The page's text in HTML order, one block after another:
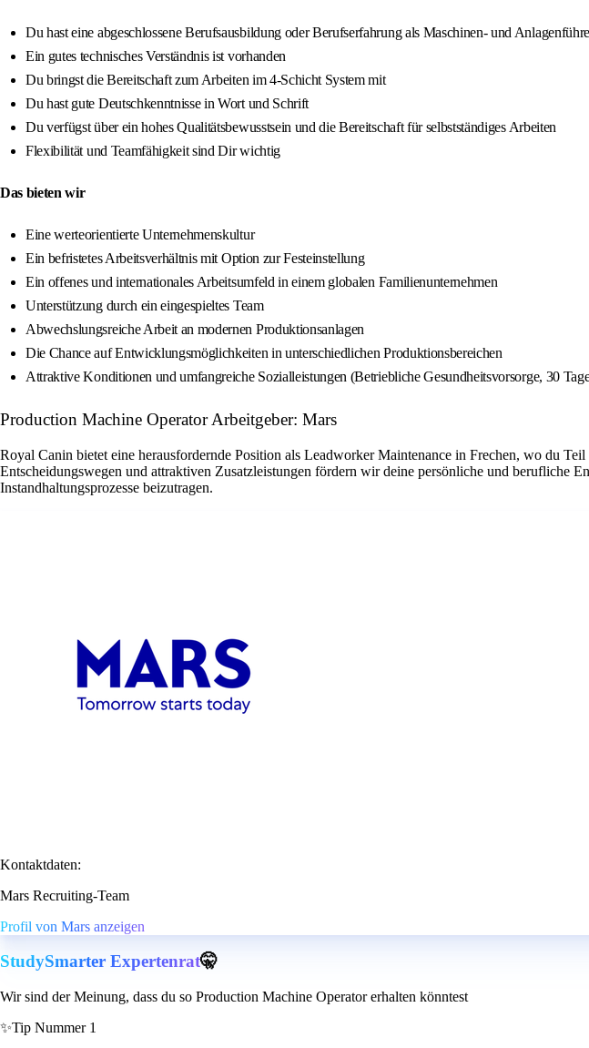
Du hast eine abgeschlossene Berufsausbildung oder Berufserfahrung als Maschinen- und
Ein gutes technisches Verständnis ist vorhanden
Du bringst die Bereitschaft zum Arbeiten im 4-Schicht System mit
Du hast gute Deutschkenntnisse in Wort und Schrift
Du verfügst über ein hohes Qualitätsbewusstsein und die Bereitschaft für selbstständiges Arbeiten
Flexibilität und Teamfähigkeit sind Dir wichtig
Das bieten wir
Eine werteorientierte Unternehmenskultur
Ein befristetes Arbeitsverhältnis mit Option zur Festeinstellung
Ein offenes und internationales Arbeitsumfeld in einem globalen Familienunternehmen
Unterstützung durch ein eingespieltes Team
Abwechslungsreiche Arbeit an modernen Produktionsanlagen
Die Chance auf Entwicklungsmöglichkeiten in unterschiedlichen Produktionsbereichen
Attraktive Konditionen und umfangreiche Sozialleistungen (Betriebliche Gesundheitsvorsorge, 30
Production Machine Operator Arbeitgeber: Mars
Royal Canin bietet eine herausfordernde Position als Leadworker Maintenance in Frechen, wo du
Entscheidungswegen und attraktiven Zusatzleistungen fördern wir deine persönliche und
Instandhaltungsprozesse beizutragen.
Kontaktdaten:
Mars Recruiting-Team
Profil von Mars anzeigen
StudySmarter Expertenrat🤫
Wir sind der Meinung, dass du so Production Machine Operator erhalten könntest
✨Tip Nummer 1